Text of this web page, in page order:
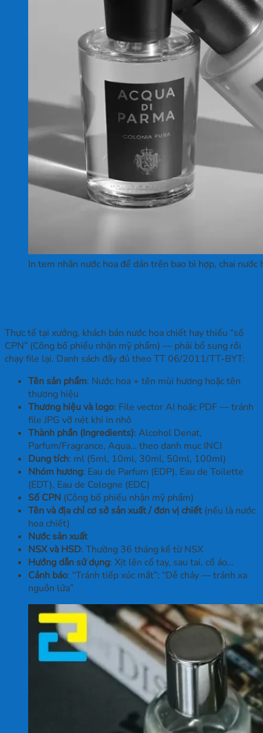
In tem nhãn nước hoa để dán trên bao bì hợp, chai nước
Thực tế tại xưởng, khách bán nước hoa chiết hay thiếu “số
CPN” (Công bố phiếu nhận mỹ phẩm) — phải bổ sung rồi
chạy file lại. Danh sách đầy đủ theo TT 06/2011/TT-BYT:
Tên sản phẩm: Nước hoa + tên mùi hương hoặc tên
thương hiệu
Thương hiệu và logo: File vector AI hoặc PDF — tránh
file JPG vỡ nét khi in nhỏ
Thành phần (Ingredients): Alcohol Denat,
Parfum/Fragrance, Aqua… theo danh mục INCI
Dung tích: ml (5ml, 10ml, 30ml, 50ml, 100ml)
Nhóm hương: Eau de Parfum (EDP), Eau de Toilette
(EDT), Eau de Cologne (EDC)
Số CPN (Công bố phiếu nhận mỹ phẩm)
Tên và địa chỉ cơ sở sản xuất / đơn vị chiết(nếu là nước
hoa chiết)
Nước sản xuất
NSX và HSD: Thường 36 tháng kể từ NSX
Hướng dẫn sử dụng: Xịt lên cổ tay, sau tai, cổ áo…
Cảnh báo: “Tránh tiếp xúc mắt”; “Dễ cháy — tránh xa
nguồn lửa”